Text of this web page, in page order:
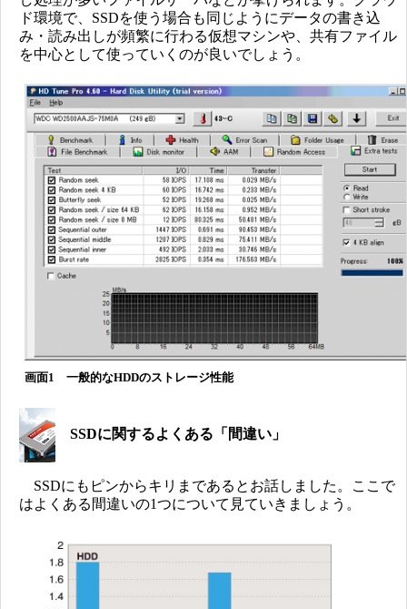
ド環境で、SSDを使う場合も同じようにデータの書き込
み・読み出しが頻繁に行わる仮想マシンや、共有ファイル
を中心として使っていくのが良いでしょう。
画面1 一般的なHDDのストレージ性能
SSDに関するよくある「間違い」
SSDにもピンからキリまであるとお話しました。ここで
はよくある間違いの1つについて見ていきましょう。